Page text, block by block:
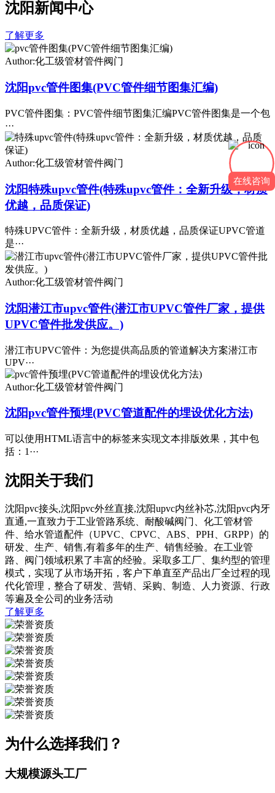
沈阳新闻中心
了解更多
Author:化工级管材管件阀门
沈阳pvc管件图集(PVC管件细节图集汇编)
PVC管件图集：PVC管件细节图集汇编PVC管件图集是一个包
···
Author:化工级管材管件阀门
沈阳特殊upvc管件(特殊upvc管件：全新升级，材质
优越，品质保证)
特殊UPVC管件：全新升级，材质优越，品质保证UPVC管道
是···
Author:化工级管材管件阀门
沈阳潜江市upvc管件(潜江市UPVC管件厂家，提供
UPVC管件批发供应。)
潜江市UPVC管件：为您提供高品质的管道解决方案潜江市
UPV···
Author:化工级管材管件阀门
沈阳pvc管件预埋(PVC管道配件的埋设优化方法)
可以使用HTML语言中的标签来实现文本排版效果，其中包
括：1···
沈阳关于我们
沈阳pvc接头,沈阳pvc外丝直接,沈阳upvc内丝补芯,沈阳pvc内牙
直通,一直致力于工业管路系统、耐酸碱阀门、化工管材管
件、给水管道配件（UPVC、CPVC、ABS、PPH、GRPP）的
研发、生产、销售,有着多年的生产、销售经验。在工业管
路、阀门领域积累了丰富的经验。采取多工厂、集约型的管理
模式，实现了从市场开拓，客户下单直至产品出厂全过程的现
代化管理，整合了研发、营销、采购、制造、人力资源、行政
等遍及全公司的业务活动
了解更多
为什么选择我们？
大规模源头工厂
在线咨询